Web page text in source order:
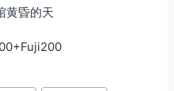
黄昏的天